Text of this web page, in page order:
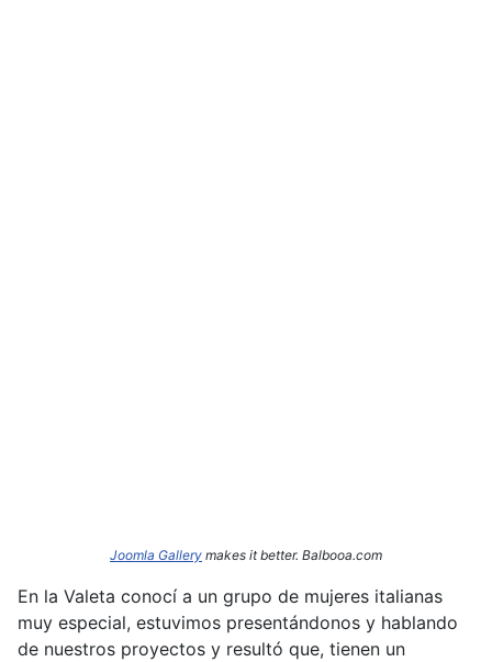
Joomla Gallery makes it better. Balbooa.com
En la Valeta conocí a un grupo de mujeres italianas
muy especial, estuvimos presentándonos y hablando
de nuestros proyectos y resultó que, tienen un